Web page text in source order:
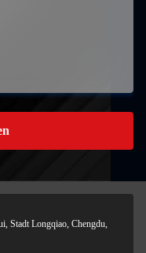
Stadt Longqiao, Chengdu,